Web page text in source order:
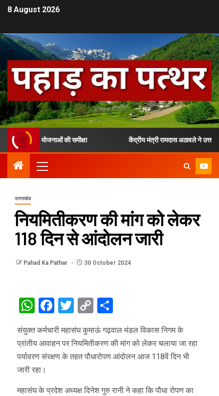
8 August 2026
जुड़ी योजनाओं की समीक्षा केंद्रीय मंत्री रामदास अठावले ने उत्तराखंड में
उत्तराखंड
नियमितीकरण की मांग को लेकर
118 दिन से आंदोलन जारी
Pahad Ka Pathar 30 October 2024
WhatsApp
Facebook
Twitter
Copy
Link
संयुक्त कर्मचारी महासंघ कुमाऊं गढ़वाल मंडल विकास निगम के
प्रांतीय आवाहन पर नियमितीकरण की मांग को लेकर चलाया जा रहा
पर्यावरण संरक्षण के तहत पौधारोपण आंदोलन आज 118वें दिन भी
जारी रहा।
महासंघ के प्रदेश अध्यक्ष दिनेश गुरु रानी ने कहा कि पौधा रोपण का